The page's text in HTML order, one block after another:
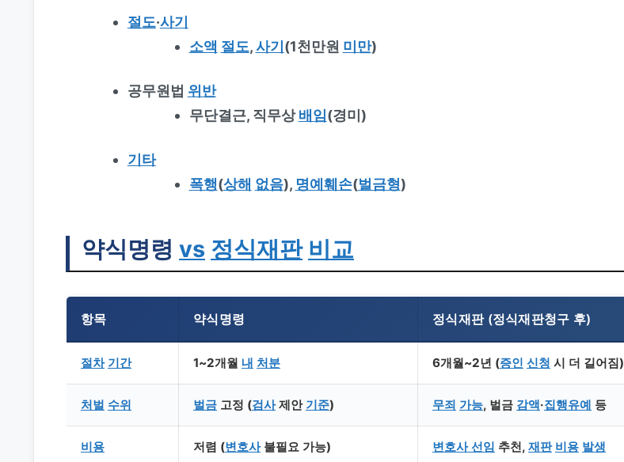
절도·사기
소액 절도,사기 (1천만원 미만)
공무원법 위반
무단결근, 직무상배임 (경미)
기타
폭행(상해 없음), 명예훼손(벌금형)
약식명령 vs 정식재판 비교
항목 약식명령 정식재판 (정식재판청구 후)
절차 기간 1~2개월 내 처분 6개월~2년 (증인 신청 시 더 길어짐)
처벌 수위 벌금 고정 (검사제안 기준) 무죄 가능, 벌금 감액·집행유예 등
비용 저렴 (변호사불필요 가능) 변호사 선임 추천, 재판 비용 발생